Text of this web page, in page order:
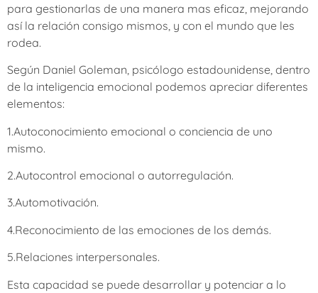
para gestionarlas de una manera mas eficaz, mejorando
así la relación consigo mismos, y con el mundo que les
rodea.
Según Daniel Goleman, psicólogo estadounidense, dentro
de la inteligencia emocional podemos apreciar diferentes
elementos:
1.Autoconocimiento emocional o conciencia de uno
mismo.
2.Autocontrol emocional o autorregulación.
3.Automotivación.
4.Reconocimiento de las emociones de los demás.
5.Relaciones interpersonales.
Esta capacidad se puede desarrollar y potenciar a lo